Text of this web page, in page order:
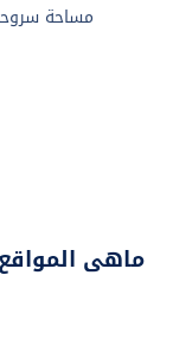
مساحة
ماهى